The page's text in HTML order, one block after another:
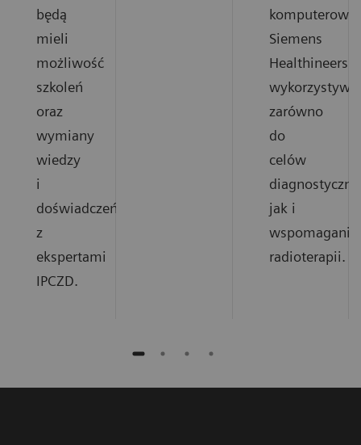
będą
mieli
możliwość
szkoleń
oraz
wymiany
wiedzy
i
doświadczeń
z
ekspertami
IPCZD.
komputerowe
Siemens
Healthineers
zarówno
do
celów
jak i
wspomagania
radioterapii.